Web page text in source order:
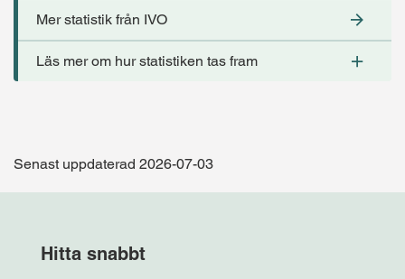
Mer statistik från IVO
Läs mer om hur statistiken tas fram
Senast uppdaterad 2026-07-03
Hitta snabbt